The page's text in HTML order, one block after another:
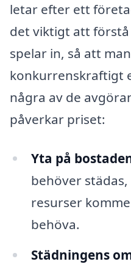
letar efter ett
det viktigt att
spelar in, så att
konkurrenskraftigt
några av de
påverkar priset:
Yta på
behöver
resurser
behöva.
Städningens